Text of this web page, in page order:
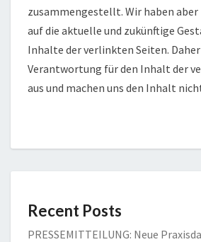
zusammengestellt. Wir haben aber
auf die aktuelle und zukünftige
Inhalte der verlinkten Seiten.
Verantwortung für den Inhalt der
aus und machen uns den Inhalt
Recent Posts
PRESSEMITTEILUNG: Neue